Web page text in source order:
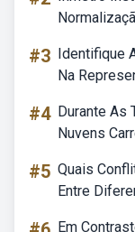
#3 Identifique
Na
#4 Durante As
Nuvens
#5 Quais
Entre
Em